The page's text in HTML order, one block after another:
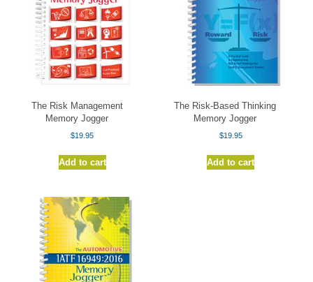
The Risk Management
Memory Jogger
$19.95
Add to cart
The Risk-Based Thinking
Memory Jogger
$19.95
Add to cart